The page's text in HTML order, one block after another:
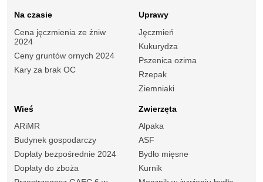
Na czasie
Cena jęczmienia ze żniw
2024
Ceny gruntów ornych 2024
Kary za brak OC
Uprawy
Jęczmień
Kukurydza
Pszenica ozima
Rzepak
Ziemniaki
Wieś
ARiMR
Budynek gospodarczy
Dopłaty bezpośrednie 2024
Dopłaty do zboża
Zwierzęta
Alpaka
ASF
Bydło mięsne
Kurnik